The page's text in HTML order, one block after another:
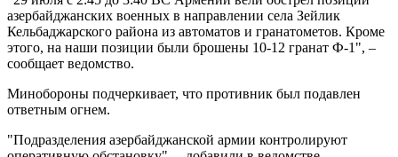
азербайджанских военных в направлении села Зейлик
Кельбаджарского района из автоматов и гранатометов. Кроме
этого, на наши позиции были брошены 10-12 гранат Ф-1", –
сообщает ведомство.
Минобороны подчеркивает, что противник был подавлен
ответным огнем.
"Подразделения азербайджанской армии контролируют